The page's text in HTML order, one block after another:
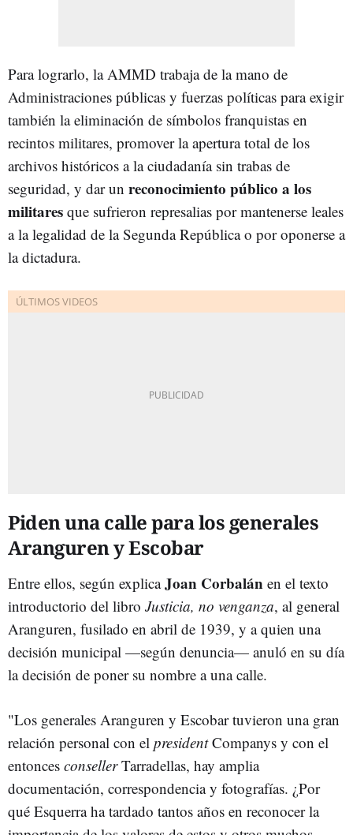
Para lograrlo, la AMMD trabaja de la mano de
Administraciones públicas y fuerzas políticas para exigir
también la eliminación de símbolos franquistas en
recintos militares, promover la apertura total de los
archivos históricos a la ciudadanía sin trabas de
seguridad, y dar un reconocimiento público a los
militares que sufrieron represalias por mantenerse leales
a la legalidad de la Segunda República o por oponerse a
la dictadura.
Piden una calle para los generales
Aranguren y Escobar
Entre ellos, según explicaJoan Corbalán en el texto
introductorio del libro Justicia, no venganza, al general
Aranguren, fusilado en abril de 1939, y a quien una
decisión municipal —según denuncia— anuló en su día
la decisión de poner su nombre a una calle.
"Los generales Aranguren y Escobar tuvieron una gran
relación personal con el presidentCompanys y con el
entonces consellerTarradellas, hay amplia
documentación, correspondencia y fotografías. ¿Por
qué Esquerra ha tardado tantos años en reconocer la